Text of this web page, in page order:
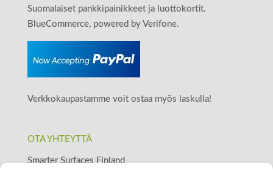
Suomalaiset pankkipainikkeet ja luottokortit.
BlueCommerce, powered by Verifone.
Verkkokaupastamme voit ostaa myös laskulla!
OTA YHTEYTTÄ
Smarter Surfaces Finland